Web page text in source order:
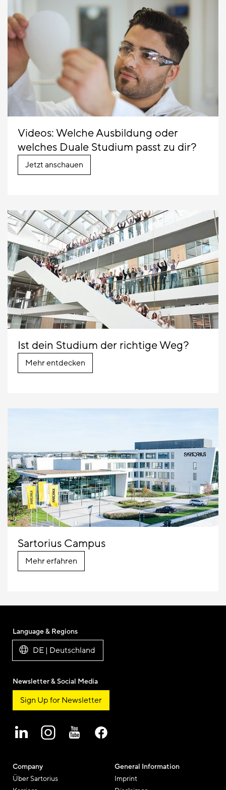
Videos: Welche Ausbildung oder
welches Duale Studium passt zu dir?
Jetzt anschauen
Ist dein Studium der richtige Weg?
Mehr entdecken
Sartorius Campus
Mehr erfahren
Company
Über Sartorius
General Information
Imprint
Language & Regions
DE | Deutschland
Newsletter & Social Media
Sign Up for Newsletter